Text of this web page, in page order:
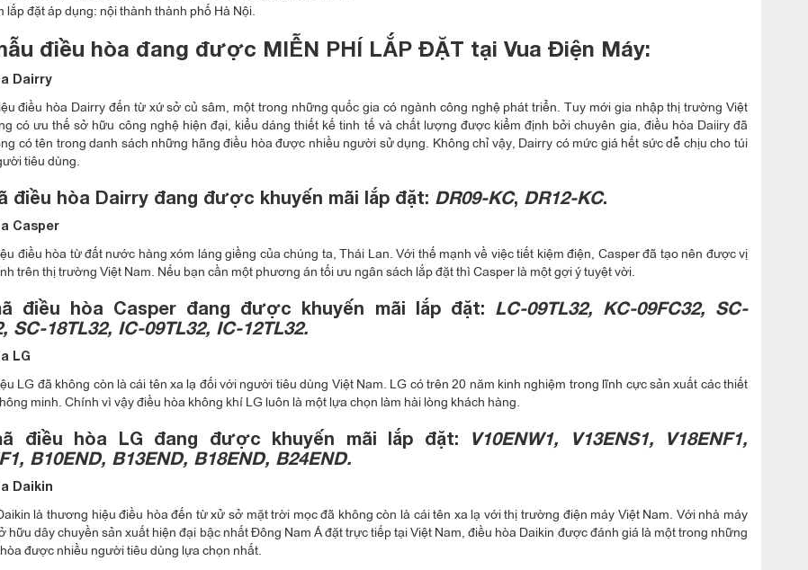
lắp đặt áp dụng: nội thành thành phố Hà Nội.
điều hòa đang được MIỄN PHÍ LẮP ĐẶT tại Vua Điện Máy:
Dairry
điều hòa Dairry đến từ xứ sở củ sâm, một trong những quốc gia có ngành công nghệ phát triển. Tuy mới gia nhập thị trường Việt
có ưu thế sở hữu công nghệ hiện đại, kiểu dáng thiết kế tinh tế và chất lượng được kiểm định bởi chuyên gia, điều hòa Daiiry đã
có tên trong danh sách những hãng điều hòa được nhiều người sử dụng. Không chỉ vậy, Dairry có mức giá hết sức dễ chịu cho túi
tiêu dùng.
điều hòa Dairry đang được khuyến mãi lắp đặt: DR09-KC, DR12-KC.
Casper
điều hòa từ đất nước hàng xóm láng giềng của chúng ta, Thái Lan. Với thế mạnh về việc tiết kiệm điện, Casper đã tạo nên được vị
trên thị trường Việt Nam. Nếu bạn cần một phương án tối ưu ngân sách lắp đặt thì Casper là một gợi ý tuyệt vời.
điều hòa Casper đang được khuyến mãi lắp đặt: LC-09TL32, KC-09FC32, SC-
SC-18TL32, IC-09TL32, IC-12TL32.
LG
LG đã không còn là cái tên xa lạ đối với người tiêu dùng Việt Nam. LG có trên 20 năm kinh nghiệm trong lĩnh cực sản xuất các thiết
minh. Chính vì vậy điều hòa không khí LG luôn là một lựa chọn làm hài lòng khách hàng.
điều hòa LG đang được khuyến mãi lắp đặt:
V10ENW1, V13ENS1, V18ENF1,
B10END, B13END, B18END, B24END.
Daikin
là thương hiệu điều hòa đến từ xử sở mặt trời mọc đã không còn là cái tên xa lạ với thị trường điện máy Việt Nam. Với nhà máy
hữu dây chuyền sản xuất hiện đại bậc nhất Đông Nam Á đặt trực tiếp tại Việt Nam, điều hòa Daikin được đánh giá là một trong những
được nhiều người tiêu dùng lựa chọn nhất.